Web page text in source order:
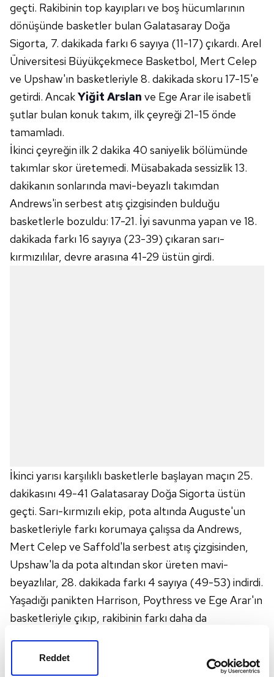
Reddet
geçti. Rakibinin top kayıpları ve boş hücumlarının
dönüşünde basketler bulan Galatasaray Doğa
Sigorta, 7. dakikada farkı 6 sayıya (11-17) çıkardı. Arel
Üniversitesi Büyükçekmece Basketbol, Mert Celep
ve Upshaw'ın basketleriyle 8. dakikada skoru 17-15'e
getirdi. AncakYiğit Arslan ve Ege Arar ile isabetli
şutlar bulan konuk takım, ilk çeyreği 21-15 önde
tamamladı.
İkinci çeyreğin ilk 2 dakika 40 saniyelik bölümünde
takımlar skor üretemedi. Müsabakada sessizlik 13.
dakikanın sonlarında mavi-beyazlı takımdan
Andrews'in serbest atış çizgisinden bulduğu
basketlerle bozuldu: 17-21. İyi savunma yapan ve 18.
dakikada farkı 16 sayıya (23-39) çıkaran sarı-
kırmızılılar, devre arasına 41-29 üstün girdi.
İkinci yarısı karşılıklı basketlerle başlayan maçın 25.
dakikasını 49-41 Galatasaray Doğa Sigorta üstün
geçti. Sarı-kırmızılı ekip, pota altında Auguste'un
basketleriyle farkı korumaya çalışsa da Andrews,
Mert Celep ve Saffold'la serbest atış çizgisinden,
Upshaw'la da pota altından skor üreten mavi-
beyazlılar, 28. dakikada farkı 4 sayıya (49-53) indirdi.
Yaşadığı panikten Harrison, Poythress ve Ege Arar'ın
basketleriyle çıkıp, rakibinin farkı daha da
üçüncü periyodu 60-51 önde bitirdi.
Son çeyreğe Deniz Kılıçlı ve Andrews'ın pota altından